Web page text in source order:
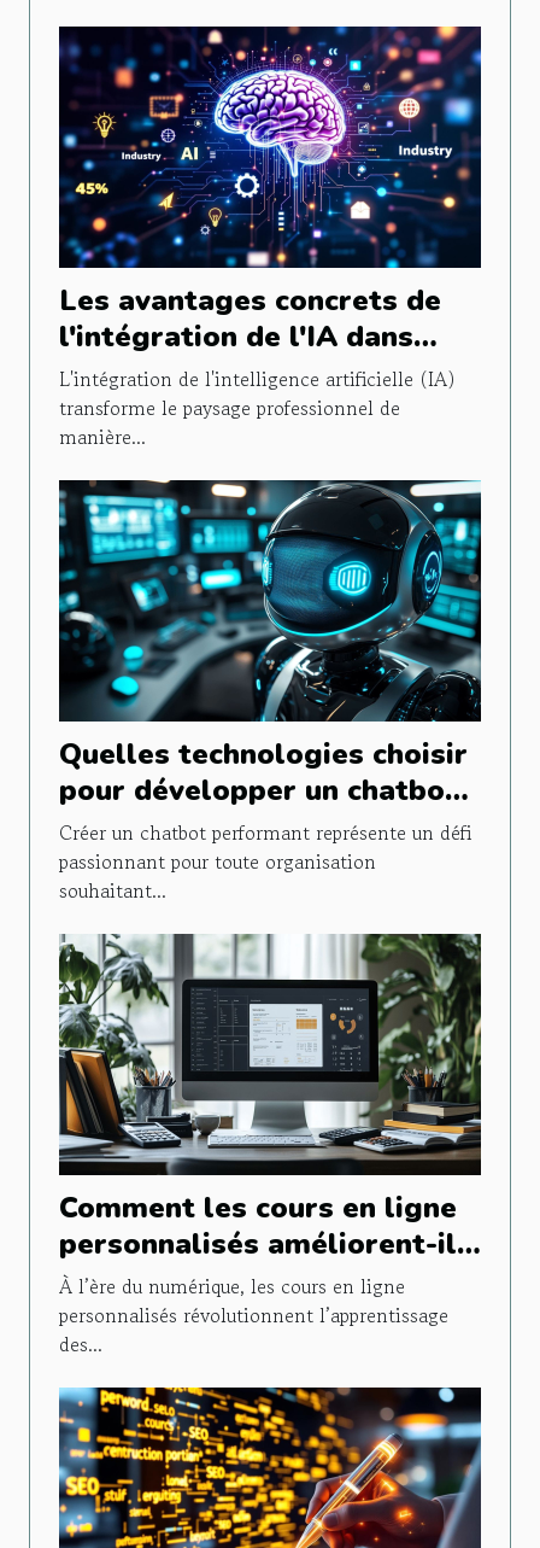
Les avantages concrets de
l'intégration de l'IA dans
différents secteurs d'activité
L'intégration de l'intelligence artificielle (IA)
transforme le paysage professionnel de
manière...
Quelles technologies choisir
pour développer un chatbot
efficace ?
Créer un chatbot performant représente un défi
passionnant pour toute organisation
souhaitant...
Comment les cours en ligne
personnalisés améliorent-ils
les performances en
mathématiques ?
À l’ère du numérique, les cours en ligne
personnalisés révolutionnent l’apprentissage
des...